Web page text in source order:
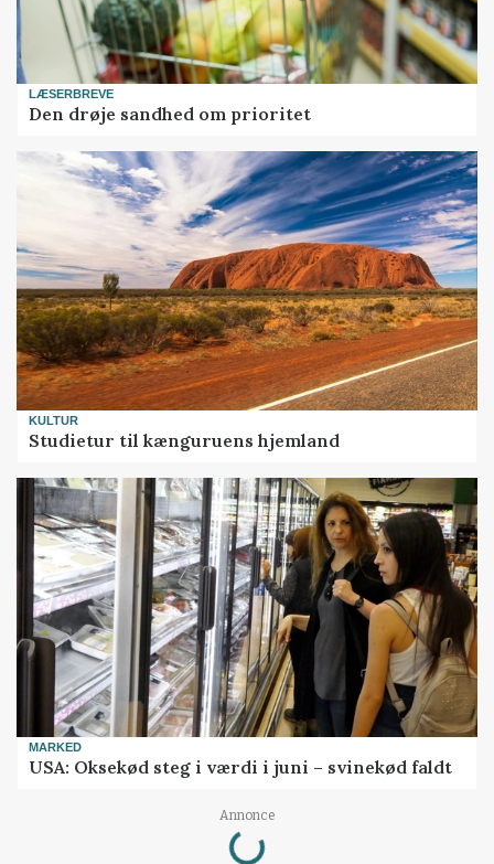
LÆSERBREVE
Den drøje sandhed om prioritet
KULTUR
Studietur til kænguruens hjemland
MARKED
USA: Oksekød steg i værdi i juni – svinekød faldt
Annonce
Loading...